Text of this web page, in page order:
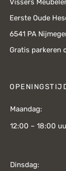
Vissers
Eerste Oude
6541 PA
Gratis parkeren
Maandag:
12:00 – 18:00
Dinsdag: